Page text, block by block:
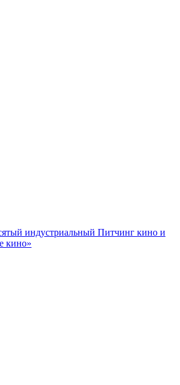
индустриальный Питчинг кино и
кино»